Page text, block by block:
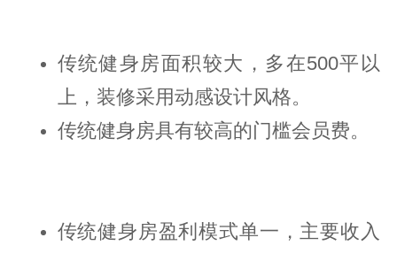
传统健身房面积较大，多在500平以
上，装修采用动感设计风格。
传统健身房具有较高的门槛会员费。
传统健身房盈利模式单一，主要收入